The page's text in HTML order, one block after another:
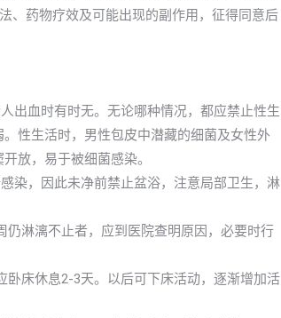
、药物疗效及可能出现的副作用，征得同意后
出血时有时无。无论哪种情况，都应禁止性生
性生活时，男性包皮中潜藏的细菌及女性外
放，易于被细菌感染。
染，因此未净前禁止盆浴，注意局部卫生，淋
淋漓不止者，应到医院查明原因，必要时行
床休息2-3天。以后可下床活动，逐渐增加活